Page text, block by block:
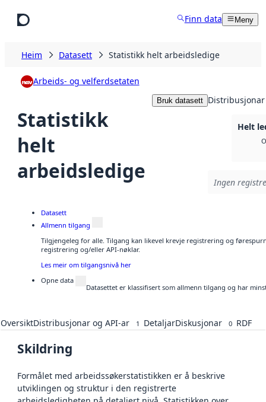
Finn data Meny
Heim Datasett Statistikk helt arbeidsledige
Arbeids- og velferdsetaten
Statistikk
helt
arbeidsledige
Bruk datasett Distribusjonar
Helt
Ingen
Datasett
Allmenn tilgang
Tilgjengeleg for alle. Tilgang kan likevel krevje registrering og
registrering og/eller API-nøklar.
Les meir om tilgangsnivå her
Opne data
Datasettet er klassifisert som allmenn tilgang og har
OversiktDistribusjonar og API-ar 1 DetaljarDiskusjonar 0 RDF
Skildring
Formålet med arbeidssøkerstatistikken er å beskrive
utviklingen og struktur i den registrerte